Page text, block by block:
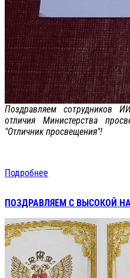
Поздравляем сотрудников
отличия Министерства
"Отличник просвещения"!
Подробнее
ПОЗДРАВЛЯЕМ С ВЫСОКОЙ